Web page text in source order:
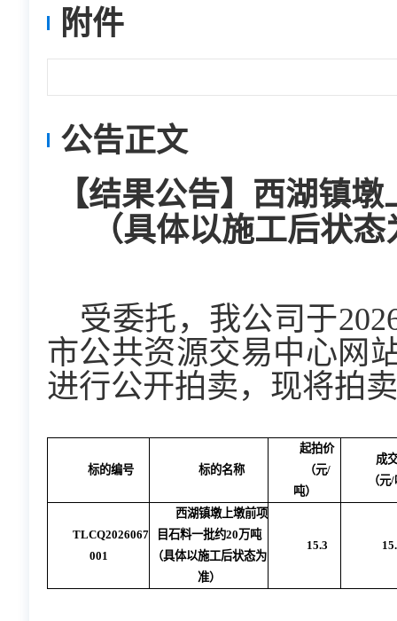
附件
公告正文
【结果公告】西湖镇
（具体以施工后状
受委托，我公司于
市公共资源交易中心网
进行公开拍卖，现将拍
标的编号 标的名称
起拍价
（元/
吨）
成
（元
TLCQ2026067
001
西湖镇墩上墩前项
目石料一批约20万吨
（具体以施工后状态为
准）
15.3